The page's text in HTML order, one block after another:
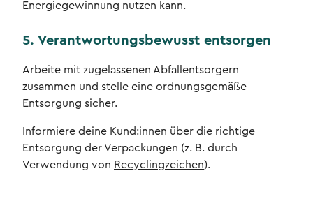
Energiegewinnung nutzen kann.
5. Verantwortungsbewusst entsorgen
Arbeite mit zugelassenen Abfallentsorgern
zusammen und stelle eine ordnungsgemäße
Entsorgung sicher.
Informiere deine Kund:innen über die richtige
Entsorgung der Verpackungen (z. B. durch
Verwendung von Recyclingzeichen).